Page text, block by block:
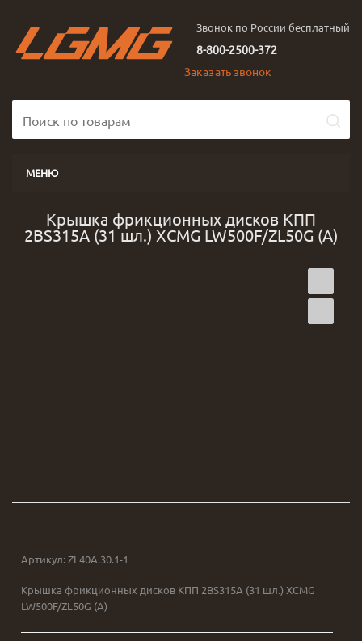
Звонок по России бесплатный
8-800-2500-372
Заказать звонок
МЕНЮ
Крышка фрикционных дисков КПП
2BS315A (31 шл.) XCMG LW500F/ZL50G (А)
Артикул:ZL40A.30.1-1
Крышка фрикционных дисков КПП 2BS315A (31 шл.) XCMG
LW500F/ZL50G (А)